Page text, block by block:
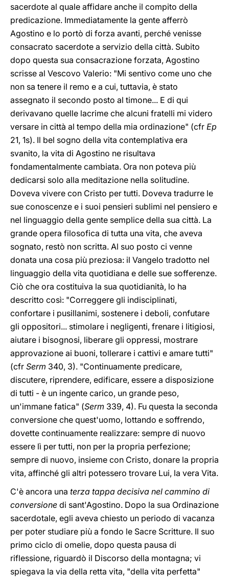
sacerdote al quale affidare anche il compito della
predicazione. Immediatamente la gente afferrò
Agostino e lo portò di forza avanti, perché venisse
consacrato sacerdote a servizio della città. Subito
dopo questa sua consacrazione forzata, Agostino
scrisse al Vescovo Valerio: "Mi sentivo come uno che
non sa tenere il remo e a cui, tuttavia, è stato
assegnato il secondo posto al timone... E di qui
derivavano quelle lacrime che alcuni fratelli mi videro
versare in città al tempo della mia ordinazione" (cfr Ep
21, 1s). Il bel sogno della vita contemplativa era
svanito, la vita di Agostino ne risultava
fondamentalmente cambiata. Ora non poteva più
dedicarsi solo alla meditazione nella solitudine.
Doveva vivere con Cristo per tutti. Doveva tradurre le
sue conoscenze e i suoi pensieri sublimi nel pensiero e
nel linguaggio della gente semplice della sua città. La
grande opera filosofica di tutta una vita, che aveva
sognato, restò non scritta. Al suo posto ci venne
donata una cosa più preziosa: il Vangelo tradotto nel
linguaggio della vita quotidiana e delle sue sofferenze.
Ciò che ora costituiva la sua quotidianità, lo ha
descritto così: "Correggere gli indisciplinati,
confortare i pusillanimi, sostenere i deboli, confutare
gli oppositori... stimolare i negligenti, frenare i litigiosi,
aiutare i bisognosi, liberare gli oppressi, mostrare
approvazione ai buoni, tollerare i cattivi e amare tutti"
(cfr Serm 340, 3). "Continuamente predicare,
discutere, riprendere, edificare, essere a disposizione
di tutti - è un ingente carico, un grande peso,
un'immane fatica" (Serm 339, 4). Fu questa la seconda
conversione che quest'uomo, lottando e soffrendo,
dovette continuamente realizzare: sempre di nuovo
essere lì per tutti, non per la propria perfezione;
sempre di nuovo, insieme con Cristo, donare la propria
vita, affinché gli altri potessero trovare Lui, la vera Vita.
C'è ancora una terza tappa decisiva nel cammino di
conversione di sant'Agostino. Dopo la sua Ordinazione
sacerdotale, egli aveva chiesto un periodo di vacanza
per poter studiare più a fondo le Sacre Scritture. Il suo
primo ciclo di omelie, dopo questa pausa di
riflessione, riguardò il Discorso della montagna; vi
spiegava la via della retta vita, "della vita perfetta"